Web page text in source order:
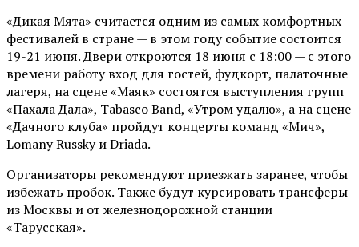
«Дикая Мята» считается одним из самых комфортных
фестивалей в стране — в этом году событие состоится
19-21 июня. Двери откроются 18 июня с 18:00 — с этого
времени работу вход для гостей, фудкорт, палаточные
лагеря, на сцене «Маяк» состоятся выступления групп
«Пахала Дала», Tabasco Band, «Утром удалю», а на сцене
«Дачного клуба» пройдут концерты команд «Мич»,
Lomany Russky и Driada.
Организаторы рекомендуют приезжать заранее, чтобы
избежать пробок. Также будут курсировать трансферы
из Москвы и от железнодорожной станции
«Тарусская».